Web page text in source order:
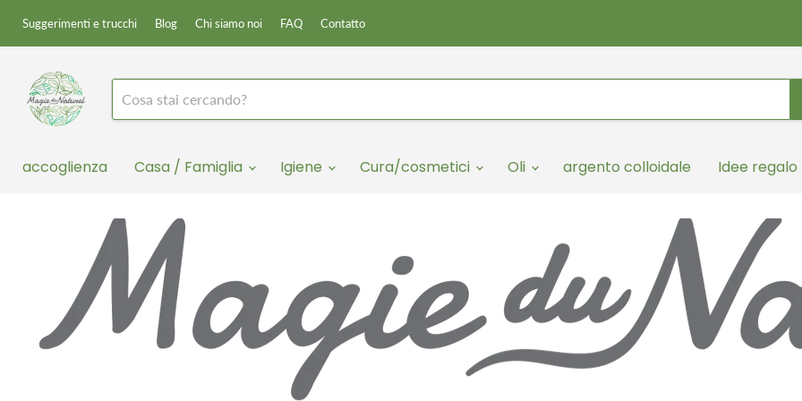
Suggerimenti e trucchi Blog Chi siamo noi FAQ Contatto
accoglienza Casa / Famiglia Igiene Cura/cosmetici Oli argento colloidale Idee regalo